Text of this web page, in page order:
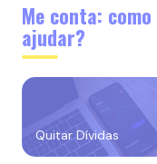
Me conta:
ajudar?
Quitar Dívidas